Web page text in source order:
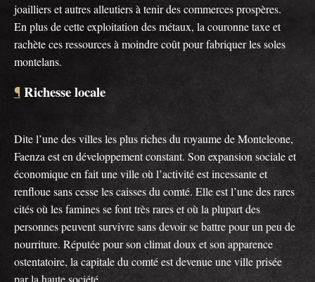
joailliers et autres alleutiers à tenir des commerces prospères.
En plus de cette exploitation des métaux, la couronne taxe et
rachète ces ressources à moindre coût pour fabriquer les soles
montelans.
¶ Richesse locale
Dite l’une des villes les plus riches du royaume de Monteleone,
Faenza est en développement constant. Son expansion sociale et
économique en fait une ville où l’activité est incessante et
renfloue sans cesse les caisses du comté. Elle est l’une des rares
cités où les famines se font très rares et où la plupart des
personnes peuvent survivre sans devoir se battre pour un peu de
nourriture. Réputée pour son climat doux et son apparence
ostentatoire, la capitale du comté est devenue une ville prisée
par la haute société.